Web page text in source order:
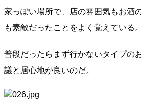
家っぽい場所で、店の雰囲気もお酒
も素敵だったことをよく覚えている。
普段だったらまず行かないタイプの
議と居心地が良いのだ。